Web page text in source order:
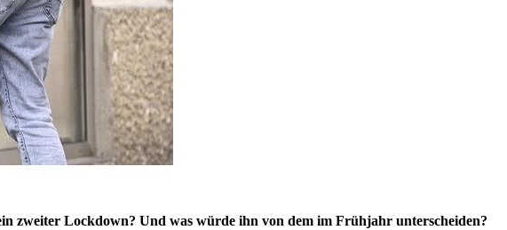
zweiter Lockdown? Und was würde ihn von dem im Frühjahr unterscheiden?